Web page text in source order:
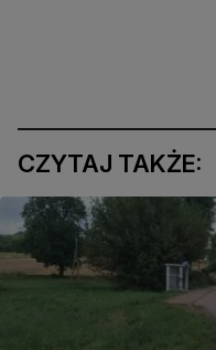
CZYTAJ TAKŻE: